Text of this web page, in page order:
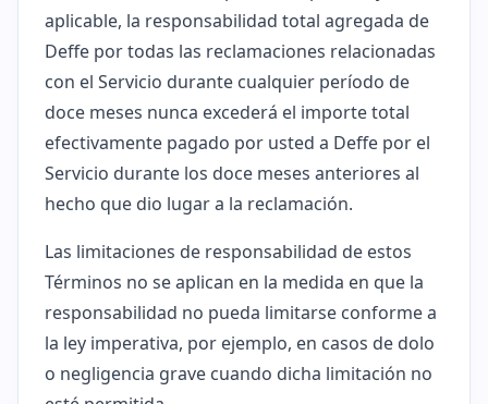
aplicable, la responsabilidad total agregada de
Deffe por todas las reclamaciones relacionadas
con el Servicio durante cualquier período de
doce meses nunca excederá el importe total
efectivamente pagado por usted a Deffe por el
Servicio durante los doce meses anteriores al
hecho que dio lugar a la reclamación.
Las limitaciones de responsabilidad de estos
Términos no se aplican en la medida en que la
responsabilidad no pueda limitarse conforme a
la ley imperativa, por ejemplo, en casos de dolo
o negligencia grave cuando dicha limitación no